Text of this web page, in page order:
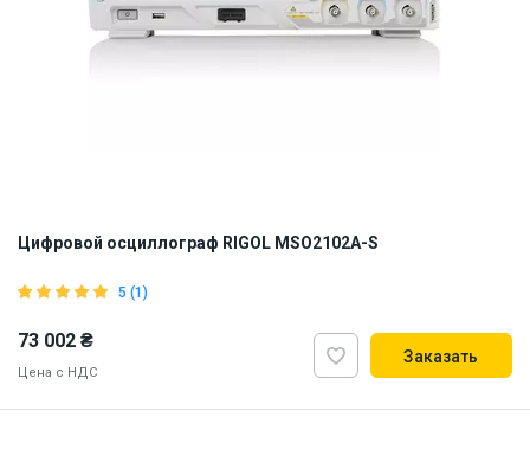
Цифровой осциллограф RIGOL MSO2102A-S
5 (1)
73 002 ₴
Цена с НДС
Заказать